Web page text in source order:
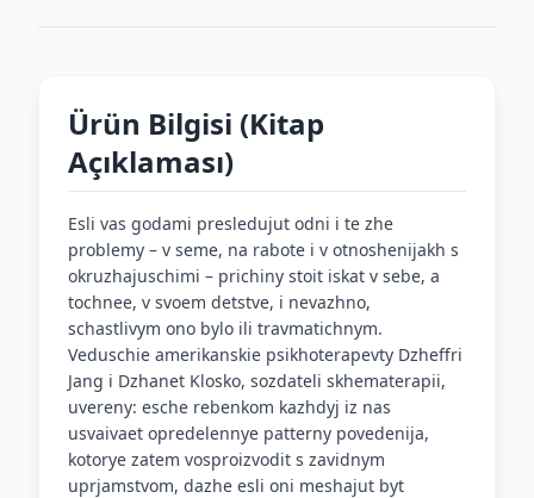
Ürün Bilgisi (Kitap
Açıklaması)
Esli vas godami presledujut odni i te zhe
problemy – v seme, na rabote i v otnoshenijakh s
okruzhajuschimi – prichiny stoit iskat v sebe, a
tochnee, v svoem detstve, i nevazhno,
schastlivym ono bylo ili travmatichnym.
Veduschie amerikanskie psikhoterapevty Dzheffri
Jang i Dzhanet Klosko, sozdateli skhematerapii,
uvereny: esche rebenkom kazhdyj iz nas
usvaivaet opredelennye patterny povedenija,
kotorye zatem vosproizvodit s zavidnym
uprjamstvom, dazhe esli oni meshajut byt